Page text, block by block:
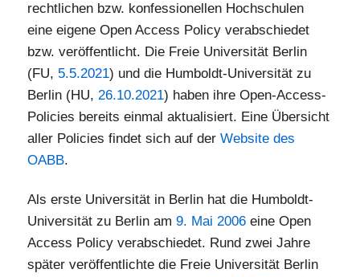
rechtlichen bzw. konfessionellen Hochschulen
eine eigene Open Access Policy verabschiedet
bzw. veröffentlicht. Die Freie Universität Berlin
(FU, 5.5.2021) und die Humboldt-Universität zu
Berlin (HU,26.10.2021) haben ihre Open-Access-
Policies bereits einmal aktualisiert. Eine Übersicht
aller Policies findet sich auf der Website des
OABB.
Als erste Universität in Berlin hat die Humboldt-
Universität zu Berlin am9. Mai 2006 eine Open
Access Policy verabschiedet. Rund zwei Jahre
später veröffentlichte die Freie Universität Berlin